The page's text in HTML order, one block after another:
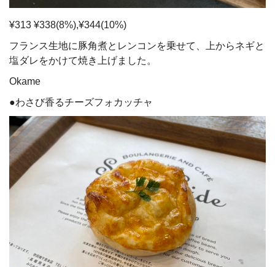
¥313 ¥338(8%),¥344(10%)
フランス生地に豚角煮とレンコンを乗せて、上からネギと
塩ダレをかけて焼き上げました。
Okame
●わさび香るチーズフォカッチャ